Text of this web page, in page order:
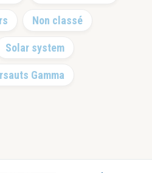
Non classé
Solar system
Gamma